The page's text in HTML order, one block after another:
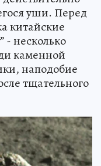
уши. Перед
китайские
- несколько
каменной
наподобие
тщательного